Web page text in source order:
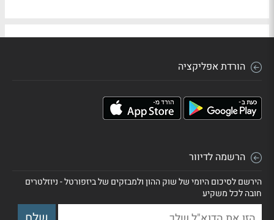
הורדת אפליקציה
הרשמה לדיוור
הירשם לסיכום היומי של שוק ההון ולמבזקים של ביזפורטל - ניוזלטרים
חובה לכל משקיע